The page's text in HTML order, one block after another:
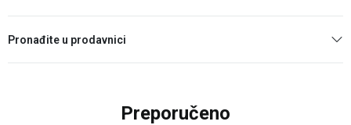
Pronađite u prodavnici
Preporučeno